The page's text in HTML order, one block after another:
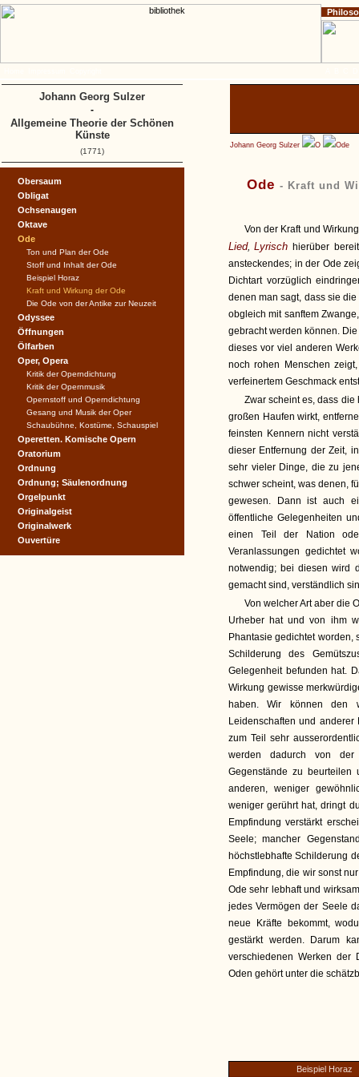
Johann Georg Sulzer O Ode
Ode - Kraft und
Von der Kraft und
Lied,Lyrischhierüber
ansteckendes; in der Ode
Dichtart vorzüglich
denen man sagt, dass sie
obgleich mit sanftem
gebracht werden können.
dieses vor viel anderen
noch rohen Menschen
verfeinertem Geschmack
Zwar scheint es, dass die
großen Haufen wirkt,
feinsten Kennern nicht
dieser Entfernung der Zeit,
sehr vieler Dinge, die zu
schwer scheint, was denen,
gewesen. Dann ist auch
öffentliche Gelegenheiten
einen Teil der Nation
Veranlassungen gedichtet
notwendig; bei diesen wird
gemacht sind, verständlich
Von welcher Art aber die
Urheber hat und von ihm
Phantasie gedichtet
Schilderung des
Gelegenheit befunden hat.
Wirkung gewisse
haben. Wir können den
Leidenschaften und
zum Teil sehr
werden dadurch von der
Gegenstände zu
anderen, weniger
weniger gerührt hat, dringt
Empfindung verstärkt
Seele; mancher
höchstlebhafte Schilderung
Empfindung, die wir sonst
Ode sehr lebhaft und
jedes Vermögen der Seele
neue Kräfte bekommt,
gestärkt werden. Darum
verschiedenen Werken der
Oden gehört unter die
Beispiel Horaz
Obersaum
Obligat
Ochsenaugen
Oktave
Ode
Ton und Plan der Ode
Stoff und Inhalt der Ode
Beispiel Horaz
Kraft und Wirkung der Ode
Die Ode von der Antike zur Neuzeit
Odyssee
Öffnungen
Ölfarben
Oper, Opera
Kritik der Operndichtung
Kritik der Opernmusik
Opernstoff und Operndichtung
Gesang und Musik der Oper
Schaubühne, Kostüme, Schauspiel
Operetten. Komische Opern
Oratorium
Ordnung
Ordnung; Säulenordnung
Orgelpunkt
Originalgeist
Originalwerk
Ouvertüre
Johann Georg Sulzer
-
Allgemeine Theorie der Schönen
Künste
(1771)